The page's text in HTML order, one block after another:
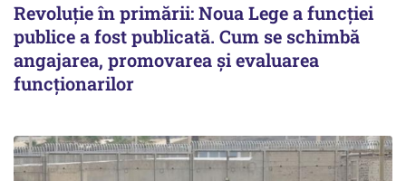
Revoluție în primării: Noua Lege a funcției
publice a fost publicată. Cum se schimbă
angajarea, promovarea și evaluarea
funcționarilor